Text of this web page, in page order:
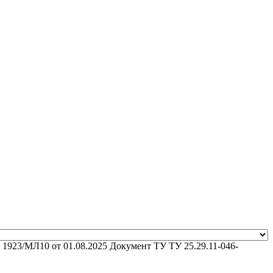
1923/МЛ10 от 01.08.2025 Документ ТУ ТУ 25.29.11-046-